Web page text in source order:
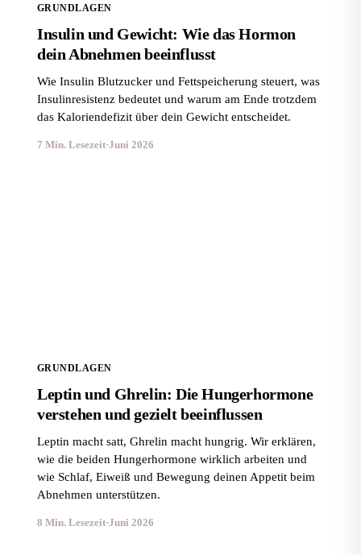
GRUNDLAGEN
Insulin und Gewicht: Wie das Hormon
dein Abnehmen beeinflusst
Wie Insulin Blutzucker und Fettspeicherung steuert, was
Insulinresistenz bedeutet und warum am Ende trotzdem
das Kaloriendefizit über dein Gewicht entscheidet.
7 Min. Lesezeit·Juni 2026
GRUNDLAGEN
Leptin und Ghrelin: Die Hungerhormone
verstehen und gezielt beeinflussen
Leptin macht satt, Ghrelin macht hungrig. Wir erklären,
wie die beiden Hungerhormone wirklich arbeiten und
wie Schlaf, Eiweiß und Bewegung deinen Appetit beim
Abnehmen unterstützen.
8 Min. Lesezeit·Juni 2026